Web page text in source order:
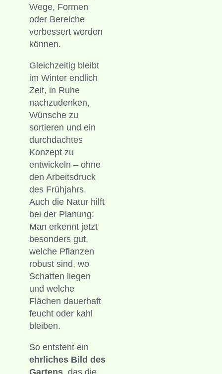
Wege, Formen
oder Bereiche
verbessert werden
können.
Gleichzeitig bleibt
im Winter endlich
Zeit, in Ruhe
nachzudenken,
Wünsche zu
sortieren und ein
durchdachtes
Konzept zu
entwickeln – ohne
den Arbeitsdruck
des Frühjahrs.
Auch die Natur hilft
bei der Planung:
Man erkennt jetzt
besonders gut,
welche Pflanzen
robust sind, wo
Schatten liegen
und welche
Flächen dauerhaft
feucht oder kahl
bleiben.
So entsteht ein
ehrliches Bild des
Gartens, das die